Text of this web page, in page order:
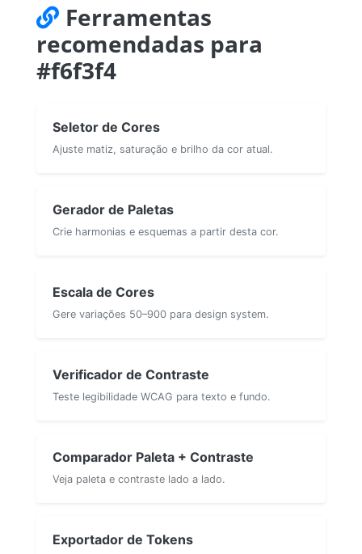
Ferramentas
recomendadas para
#f6f3f4
Seletor de Cores
Ajuste matiz, saturação e brilho da cor atual.
Gerador de Paletas
Crie harmonias e esquemas a partir desta cor.
Escala de Cores
Gere variações 50–900 para design system.
Verificador de Contraste
Teste legibilidade WCAG para texto e fundo.
Comparador Paleta + Contraste
Veja paleta e contraste lado a lado.
Exportador de Tokens